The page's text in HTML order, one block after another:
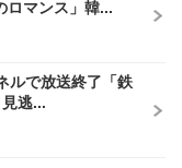
ロマンス」韓...
ルで放送終了「鉄
逃...